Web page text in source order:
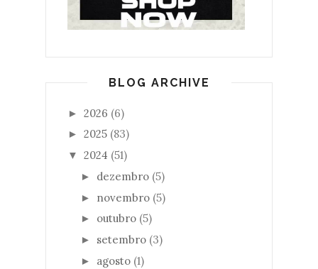
BLOG ARCHIVE
► 2026 (6)
► 2025 (83)
▼ 2024 (51)
► dezembro (5)
► novembro (5)
► outubro (5)
► setembro (3)
► agosto (1)